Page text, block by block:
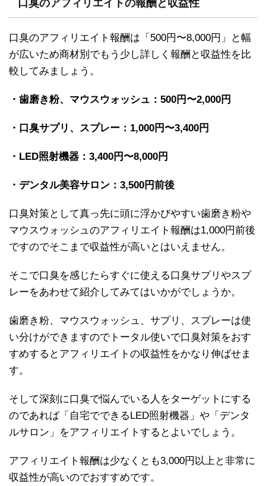
口臭のアフィリエイトの報酬と収益性
口臭のアフィリエイト報酬は「500円〜8,000円」と幅
が広いため商材別でもう少し詳しく報酬と収益性を比
較してみましょう。
・歯磨き粉、マウスウォッシュ：500円〜2,000円
・口臭サプリ、スプレー：1,000円〜3,400円
・LED照射機器：3,400円〜8,000円
・デンタル美容サロン：3,500円前後
口臭対策として真っ先に頭に浮かびやすい歯磨き粉や
マウスウォッシュのアフィリエイト報酬は1,000円前後
ですのでそこまで収益性が高いとはいえません。
そこで口臭を感じたらすぐに使える口臭サプリやスプ
レーをあわせて紹介してみてはいかがでしょうか。
歯磨き粉、マウスウォッシュ、サプリ、スプレーは使
い分けができますのでトータル使いで口臭対策をおす
すめするとアフィリエイトの収益性をかなり伸ばせま
す。
そして深刻に口臭で悩んでいる人をターゲットにする
のであれば「自宅でできるLED照射機器」や「デンタ
ルサロン」をアフィリエイトするとよいでしょう。
アフィリエイト報酬は少なくとも3,000円以上と非常に
収益性が高いのでおすすめです。